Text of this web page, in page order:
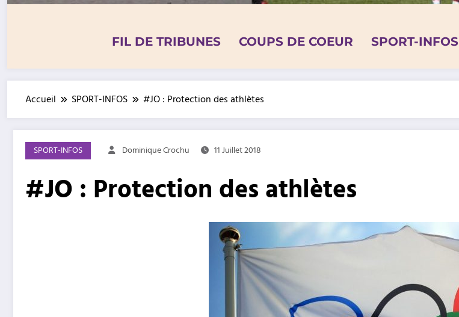
FIL DE TRIBUNES COUPS DE COEUR SPORT-INFOS
Accueil SPORT-INFOS #JO : Protection des athlètes
SPORT-INFOS Dominique Crochu 11 Juillet 2018
#JO : Protection des athlètes